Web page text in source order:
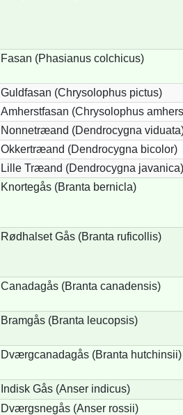
Fasan (Phasianus colchicus)
Guldfasan (Chrysolophus pictus)
Amherstfasan (Chrysolophus
Nonnetræand (Dendrocygna
Okkertræand (Dendrocygna bicolor)
Lille Træand (Dendrocygna javanica)
Knortegås (Branta bernicla)
Rødhalset Gås (Branta ruficollis)
Canadagås (Branta canadensis)
Bramgås (Branta leucopsis)
Dværgcanadagås (Branta hutchinsii)
Indisk Gås (Anser indicus)
Dværgsnegås (Anser rossii)